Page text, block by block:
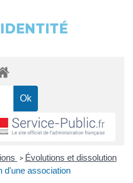
> Évolutions et dissolution
d'une association